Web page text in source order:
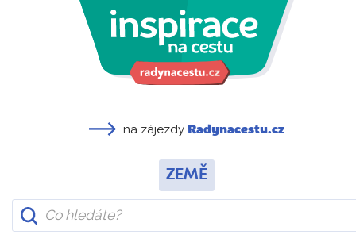
na zájezdy Radynacestu.cz
ZEMĚ